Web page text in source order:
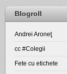
Blogroll
Andrei Aroneţ
cc #Colegii
Fete cu etichete